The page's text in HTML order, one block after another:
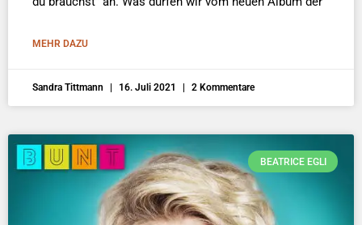
MEHR DAZU
Sandra Tittmann 16. Juli 2021 2 Kommentare
BEATRICE EGLI